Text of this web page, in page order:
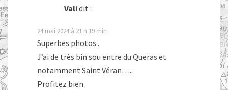
Validit :
24 mai 2024 à 21 h 19 min
Superbes photos .
J’ai de très bin sou entre du Queras et
notamment Saint Véran…..
Profitez bien.